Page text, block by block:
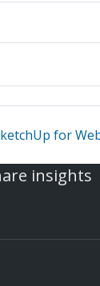
for
insights